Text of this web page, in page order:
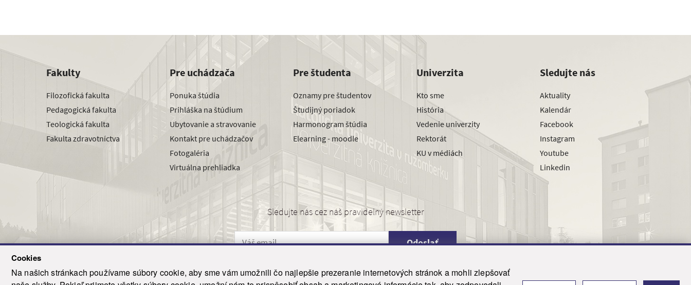
Cookies
Na našich stránkach používame súbory cookie, aby sme vám umožnili čo najlepšie prezeranie internetových stránok a mohli zlepšovať
Fakulty
Filozofická fakulta
Pedagogická fakulta
Teologická fakulta
Fakulta zdravotníctva
Pre uchádzača
Ponuka štúdia
Prihláška na štúdium
Ubytovanie a stravovanie
Kontakt pre uchádzačov
Fotogaléria
Virtuálna prehliadka
Pre študenta
Oznamy pre študentov
Študijný poriadok
Harmonogram štúdia
Elearning - moodle
Univerzita
Kto sme
História
Vedenie univerzity
Rektorát
KU v médiách
Sledujte nás
Aktuality
Kalendár
Facebook
Instagram
Youtube
Linkedin
Sledujte nás cez náš pravidelný newsletter
Odoslať